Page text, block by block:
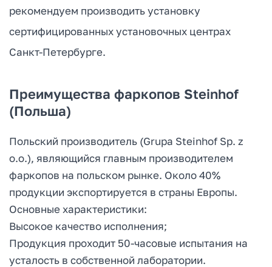
рекомендуем производить установку
сертифицированных установочных центрах
Санкт-Петербурге.
Преимущества фаркопов Steinhof
(Польша)
Польский производитель (Grupa Steinhof Sp. z
o.o.), являющийся главным производителем
фаркопов на польском рынке. Около 40%
продукции экспортируется в страны Европы.
Основные характеристики:
Высокое качество исполнения;
Продукция проходит 50-часовые испытания на
усталость в собственной лаборатории.